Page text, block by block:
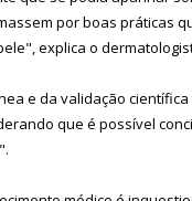
por boas práticas
explica o
e da validação
que é possível